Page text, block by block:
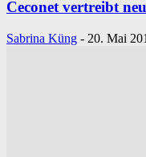
Ceconet vertreibt
Sabrina Küng - 20. Mai